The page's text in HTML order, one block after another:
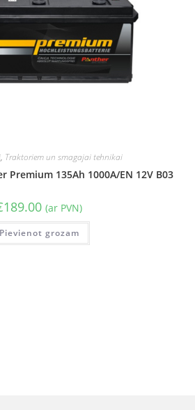
, Traktoriem un smagajai tehnikai
Premium 135Ah 1000A/EN 12V B03
189.00 (ar PVN)
Pievienot grozam